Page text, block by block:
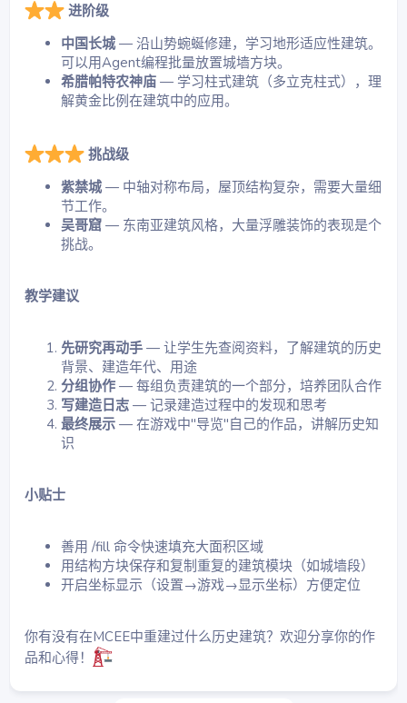
进阶级
中国长城 — 沿山势蜿蜒修建，学习地形适应性建筑。
可以用Agent编程批量放置城墙方块。
希腊帕特农神庙 — 学习柱式建筑（多立克柱式），理
解黄金比例在建筑中的应用。
挑战级
紫禁城 — 中轴对称布局，屋顶结构复杂，需要大量细
节工作。
吴哥窟 — 东南亚建筑风格，大量浮雕装饰的表现是个
挑战。
教学建议
先研究再动手 — 让学生先查阅资料，了解建筑的历史
背景、建造年代、用途
分组协作 — 每组负责建筑的一个部分，培养团队合作
写建造日志 — 记录建造过程中的发现和思考
最终展示 — 在游戏中"导览"自己的作品，讲解历史知
识
小贴士
善用 /fill 命令快速填充大面积区域
用结构方块保存和复制重复的建筑模块（如城墙段）
开启坐标显示（设置→游戏→显示坐标）方便定位
你有没有在MCEE中重建过什么历史建筑？欢迎分享你的作
品和心得！